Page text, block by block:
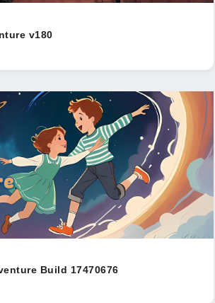
v180
Build 17470676